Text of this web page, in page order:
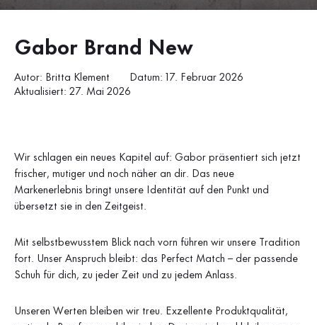
Gabor Brand New
Autor: Britta Klement
Datum: 17. Februar 2026
Aktualisiert: 27. Mai 2026
Wir schlagen ein neues Kapitel auf: Gabor präsentiert sich jetzt
frischer, mutiger und noch näher an dir. Das neue
Markenerlebnis bringt unsere Identität auf den Punkt und
übersetzt sie in den Zeitgeist.
Mit selbstbewusstem Blick nach vorn führen wir unsere Tradition
fort. Unser Anspruch bleibt: das Perfect Match – der passende
Schuh für dich, zu jeder Zeit und zu jedem Anlass.
Unseren Werten bleiben wir treu. Exzellente Produktqualität,